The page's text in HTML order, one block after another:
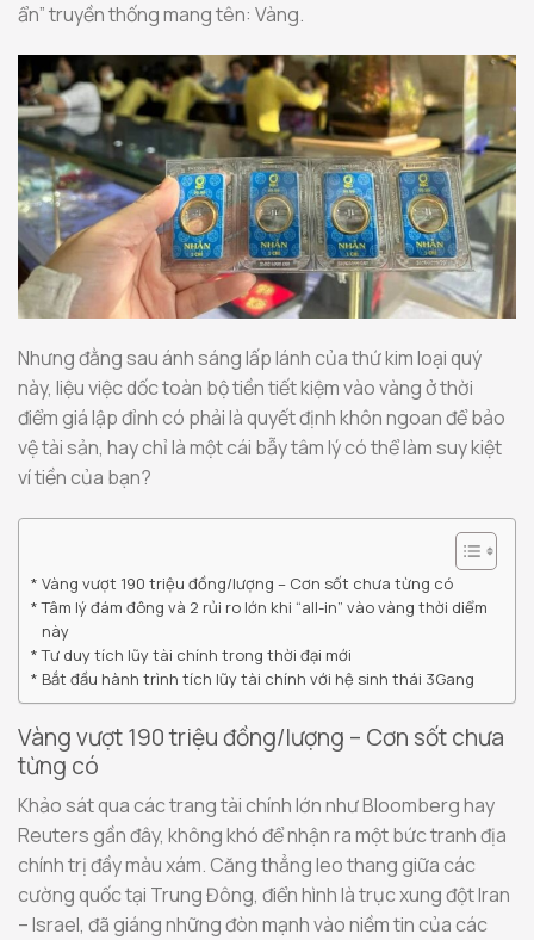
ẩn” truyền thống mang tên: Vàng.
Nhưng đằng sau ánh sáng lấp lánh của thứ kim loại quý
này, liệu việc dốc toàn bộ tiền tiết kiệm vào vàng ở thời
điểm giá lập đỉnh có phải là quyết định khôn ngoan để bảo
vệ tài sản, hay chỉ là một cái bẫy tâm lý có thể làm suy kiệt
ví tiền của bạn?
Vàng vượt 190 triệu đồng/lượng – Cơn sốt chưa từng có
Tâm lý đám đông và 2 rủi ro lớn khi “all-in” vào vàng thời diểm
này
Tư duy tích lũy tài chính trong thời đại mới
Bắt đầu hành trình tích lũy tài chính với hệ sinh thái 3Gang
Vàng vượt 190 triệu đồng/lượng – Cơn sốt chưa
từng có
Khảo sát qua các trang tài chính lớn như Bloomberg hay
Reuters gần đây, không khó để nhận ra một bức tranh địa
chính trị đầy màu xám. Căng thẳng leo thang giữa các
cường quốc tại Trung Đông, điển hình là trục xung đột Iran
– Israel, đã giáng những đòn mạnh vào niềm tin của các